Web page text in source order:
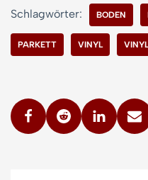
Schlagwörter: BODEN
PARKETT VINYL